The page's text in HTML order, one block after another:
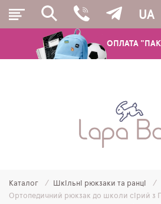
ОПЛАТА
UA
ШКІЛЬНІ РЮКЗАКИ ТА РАНЦІ
МОЛОДІЖНІ РЮКЗАКИ
Каталог
Шкільні рюкзаки та ранці
Ортопедичний рюкзак до школи сірий з